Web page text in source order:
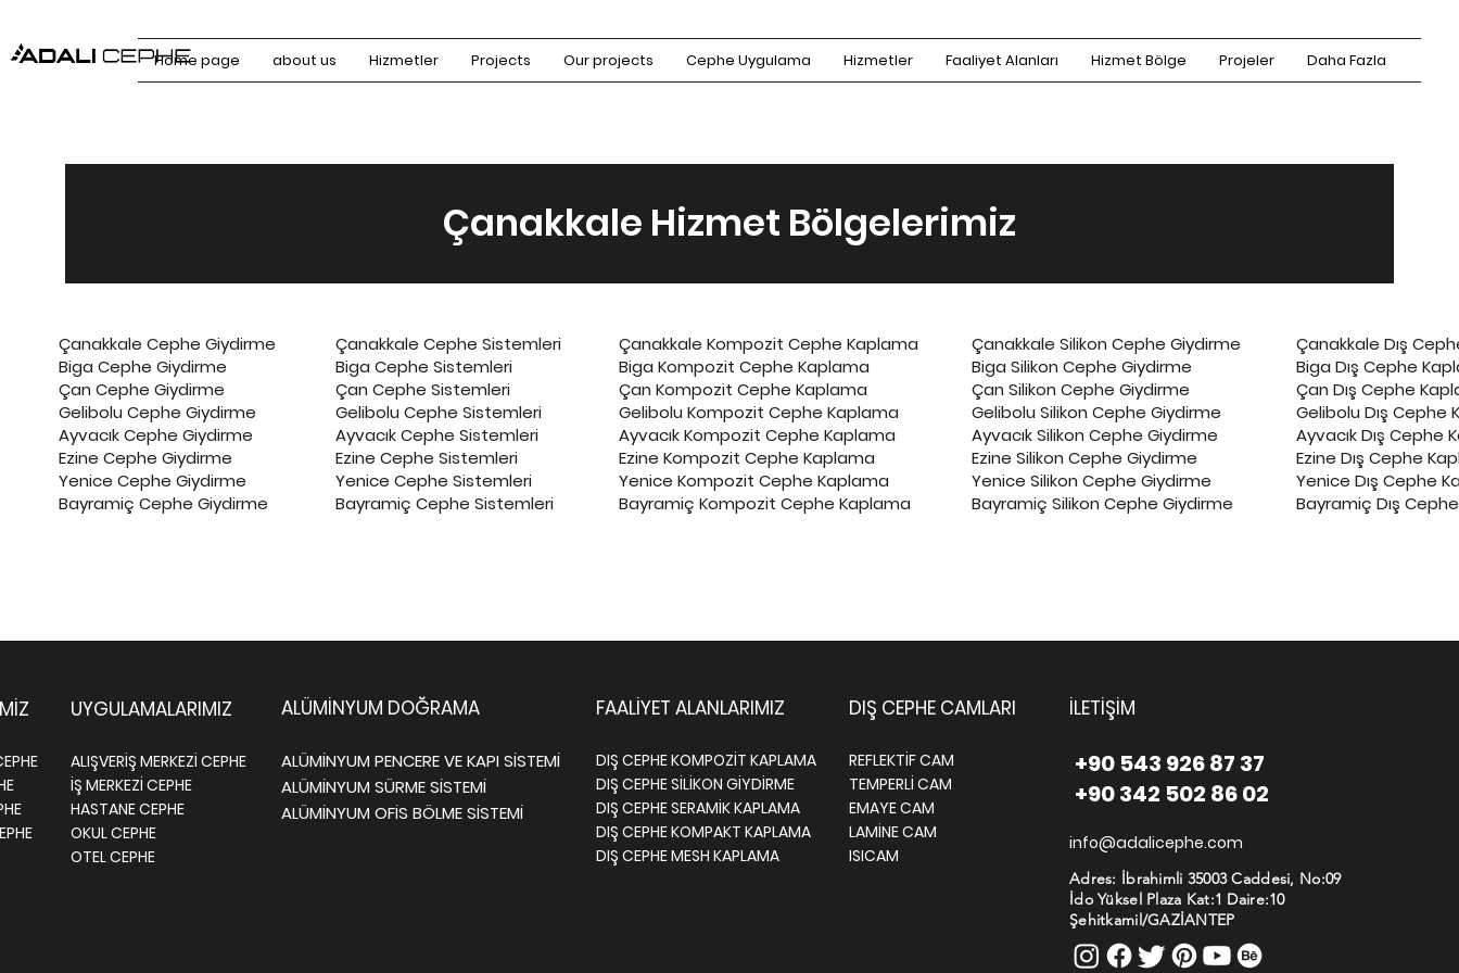
Home page about us Hizmetler Projects Our projects Cephe Uygulama Hizmetler Faaliyet Alanları Hizmet Bölge Projeler Daha Fazla
Çanakkale Hizmet Bölgelerimiz
Çanakkale Cephe Giydirme
Biga Cephe Giydirme
Çan Cephe Giydirme
Gelibolu Cephe Giydirme
Ayvacık Cephe Giydirme
Ezine Cephe Giydirme
Yenice Cephe Giydirme
Bayramiç Cephe Giydirme
Çanakkale Cephe Sistemleri
Biga Cephe Sistemleri
Çan Cephe Sistemleri
Gelibolu Cephe Sistemleri
Ayvacık Cephe Sistemleri
Ezine Cephe Sistemleri
Yenice Cephe Sistemleri
Bayramiç Cephe Sistemleri
Çanakkale Kompozit Cephe Kaplama
Biga Kompozit Cephe Kaplama
Çan Kompozit Cephe Kaplama
Gelibolu Kompozit Cephe Kaplama
Ayvacık Kompozit Cephe Kaplama
Ezine Kompozit Cephe Kaplama
Yenice Kompozit Cephe Kaplama
Bayramiç Kompozit Cephe Kaplama
Çanakkale Silikon Cephe Giydirme
Biga Silikon Cephe Giydirme
Çan Silikon Cephe Giydirme
Gelibolu Silikon Cephe Giydirme
Ayvacık Silikon Cephe Giydirme
Ezine Silikon Cephe Giydirme
Yenice Silikon Cephe Giydirme
Bayramiç Silikon Cephe Giydirme
Çanakkale Dış
Biga Dış Cephe
Çan Dış Cephe
Gelibolu Dış Cephe
Ayvacık Dış Cephe
Ezine Dış Cephe
Yenice Dış Cephe
Bayramiç Dış
UYGULAMALARIMIZ ALÜMİNYUM DOĞRAMA
ALIŞVERİŞ MERKEZİ CEPHE
İŞ MERKEZİ CEPHE
HASTANE CEPHE
OKUL CEPHE
OTEL CEPHE
ALÜMİNYUM PENCERE VE KAPI SİSTEMİ
ALÜMİNYUM SÜRME SİSTEMİ
ALÜMİNYUM OFİS BÖLME SİSTEMİ
FAALİYET ALANLARIMIZ DIŞ CEPHE CAMLARI İLETİŞİM
DIŞ CEPHE KOMPOZİT KAPLAMA
DIŞ CEPHE SİLİKON GİYDİRME
DIŞ CEPHE SERAMİK KAPLAMA
DIŞ CEPHE KOMPAKT KAPLAMA
DIŞ CEPHE MESH KAPLAMA
REFLEKTİF CAM
TEMPERLİ CAM
EMAYE CAM
LAMİNE CAM
ISICAM
+90 543 926 87 37
+90 342 502 86 02
info@adalicephe.com
Adres: İbrahimli 35003 Caddesi, No:09
İdo Yüksel Plaza Kat:1 Daire:10
Şehitkamil/GAZİANTEP